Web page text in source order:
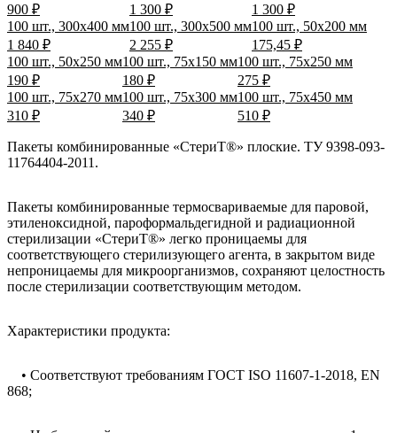
900 ₽
1 300 ₽
1 300 ₽
100 шт., 300x400 мм
1 840 ₽
100 шт., 300x500 мм
2 255 ₽
100 шт., 50x200 мм
175,45 ₽
100 шт., 50x250 мм
190 ₽
100 шт., 75x150 мм
180 ₽
100 шт., 75x250 мм
275 ₽
100 шт., 75x270 мм
310 ₽
100 шт., 75x300 мм
340 ₽
100 шт., 75x450 мм
510 ₽
Пакеты комбинированные «СтериТ®» плоские. ТУ 9398-093-
11764404-2011.
Пакеты комбинированные термосвариваемые для паровой,
этиленоксидной, пароформальдегидной и радиационной
стерилизации «СтериТ®» легко проницаемы для
соответствующего стерилизующего агента, в закрытом виде
непроницаемы для микроорганизмов, сохраняют целостность
после стерилизации соответствующим методом.
Характеристики продукта:
• Соответствуют требованиям ГОСТ ISO 11607-1-2018, EN
868;